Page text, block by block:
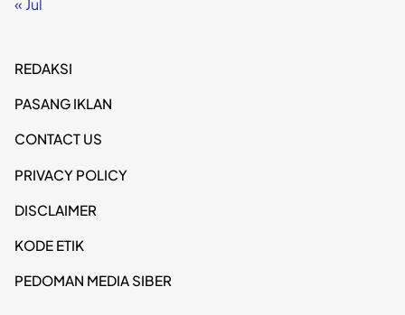
REDAKSI
PASANG IKLAN
CONTACT US
PRIVACY POLICY
DISCLAIMER
KODE ETIK
PEDOMAN MEDIA SIBER